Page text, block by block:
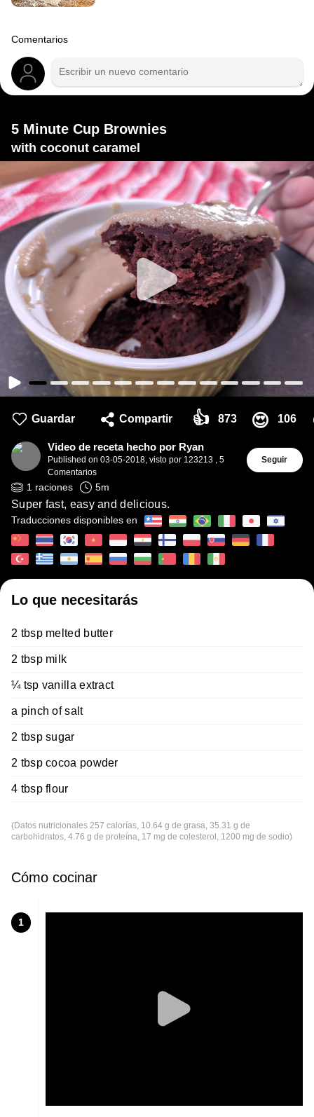
Comentarios
5 Minute Cup Brownies
with coconut caramel
Guardar Compartir 👍 873 😍 106
Video de receta hecho por Ryan
Published on 03-05-2018, visto por 123213 , 5
Comentarios
Seguir
1 raciones 5m
Super fast, easy and delicious.
Traducciones disponibles en
Lo que necesitarás
2 tbsp melted butter
2 tbsp milk
¼ tsp vanilla extract
a pinch of salt
2 tbsp sugar
2 tbsp cocoa powder
4 tbsp flour
(Datos nutricionales 257 calorías, 10.64 g de grasa, 35.31 g de
carbohidratos, 4.76 g de proteína, 17 mg de colesterol, 1200 mg de sodio)
Cómo cocinar
1